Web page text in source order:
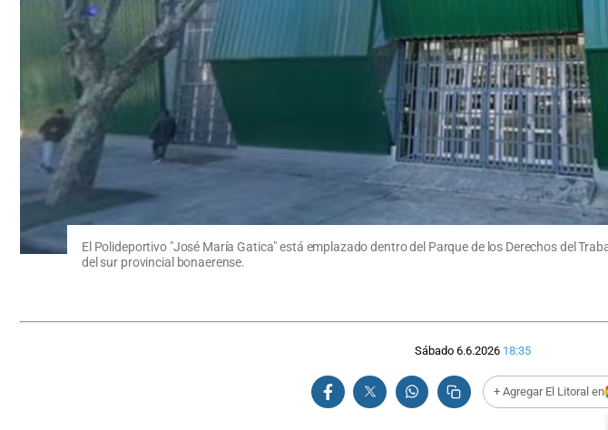
El Polideportivo "José María Gatica" está emplazado dentro del Parque de los Derechos del
del sur provincial bonaerense.
Sábado 6.6.2026 18:35
+ Agregar El Litoral en